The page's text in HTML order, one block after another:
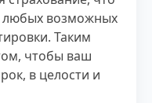
любых возможных
Таким
чтобы ваш
в целости и